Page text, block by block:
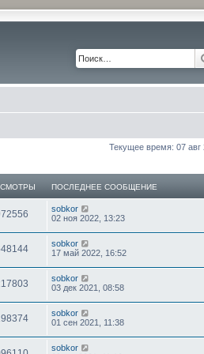
Текущее время: 07 авг
ПОСЛЕДНЕЕ СООБЩЕНИЕ
sobkor
02 ноя 2022, 13:23
sobkor
17 май 2022, 16:52
sobkor
03 дек 2021, 08:58
sobkor
01 сен 2021, 11:38
sobkor